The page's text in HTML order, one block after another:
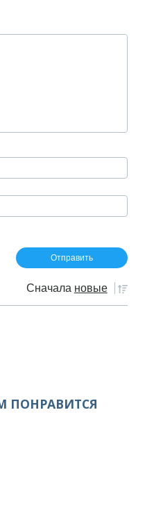
Сначала новые
ПОНРАВИТСЯ